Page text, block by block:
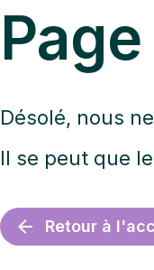
Désolé, nous
Il se peut que
Retour à